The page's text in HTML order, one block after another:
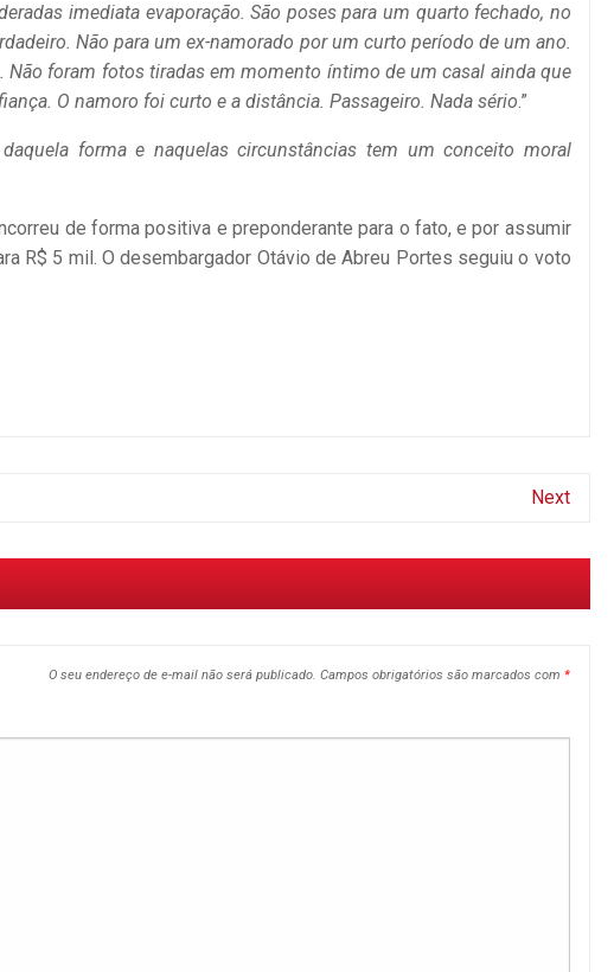
imediata evaporação. São poses para um quarto fechado, no
Não para um ex-namorado por um curto período de um ano.
Não foram fotos tiradas em momento íntimo de um casal ainda que
O namoro foi curto e a distância. Passageiro. Nada sério.”
forma e naquelas circunstâncias tem um conceito moral
de forma positiva e preponderante para o fato, e por assumir
R$ 5 mil. O desembargador Otávio de Abreu Portes seguiu o voto
Next
O seu endereço de e-mail não será publicado. Campos obrigatórios são marcados com *